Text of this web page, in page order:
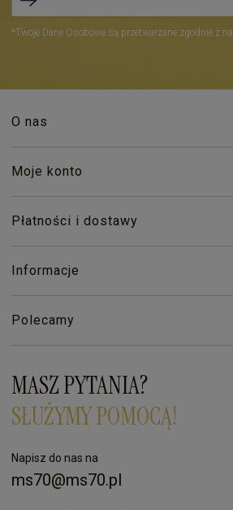
*Twoje Dane Osobowe są przetwarzane zgodnie z
O nas
Moje konto
Płatności i dostawy
Informacje
Polecamy
MASZ PYTANIA?
SŁUŻYMY POMOCĄ!
Napisz do nas na
ms70@ms70.pl